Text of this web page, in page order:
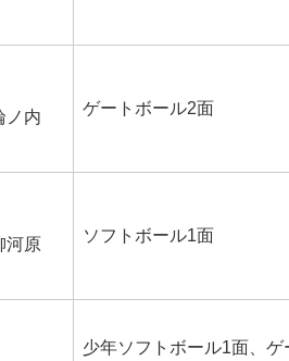
ノ内
ゲートボール2面
河原
ソフトボール1面
少年ソフトボール1面、